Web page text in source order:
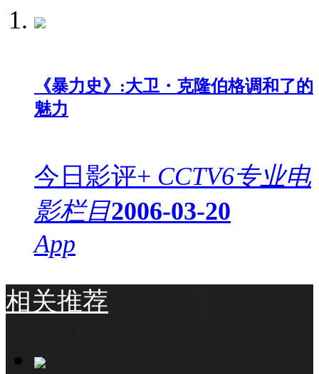
《暴力史》:大卫・克隆伯格调和了的
魅力
今日影评+ CCTV6专业电
影栏目2006-03-20
App
相关推荐